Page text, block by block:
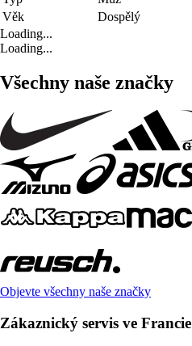
Věk
Dospělý
Loading...
Loading...
Všechny naše značky
Objevte všechny naše značky
Zákaznický servis ve Francie